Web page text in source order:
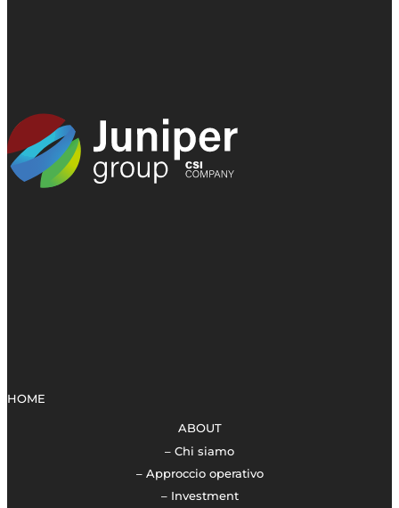
HOME
ABOUT
– Chi siamo
– Approccio operativo
– Investment